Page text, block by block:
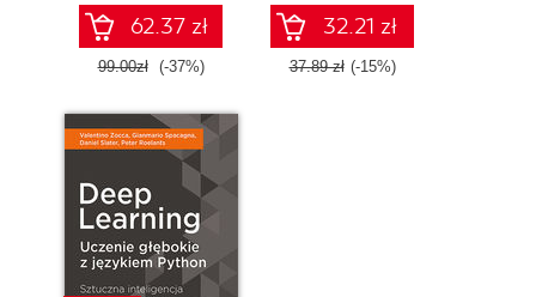
62.37 zł
99.00zł (-37%)
32.21 zł
37.89 zł (-15%)